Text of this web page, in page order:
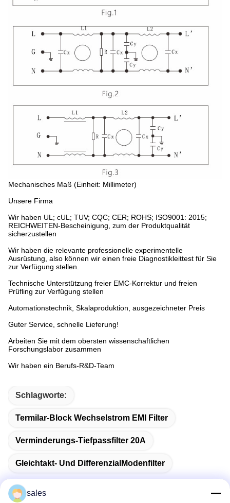
Mechanisches Maß (Einheit: Millimeter)
Unsere Firma
Wir haben UL; cUL; TUV; CQC; CER; ROHS; ISO9001: 2015;
REICHWEITEN-Bescheinigung, zum der Produktqualität
sicherzustellen
Wir haben die relevante professionelle experimentelle
Ausrüstung, also können wir einen freie Diagnostikleittest für Sie
zur Verfügung stellen.
Technische Unterstützung freier EMC-Korrektur und freien
Prüfling zur Verfügung stellen
Automationstechnik, Skalaproduktion, ausgezeichneter Preis
Guter Service, schnelle Lieferung!
Arbeiten Sie mit dem obersten wissenschaftlichen
Forschungslabor zusammen
Wir haben ein Berufs-R&D-Team
Schlagworte:
Termilar-Block Wechselstrom EMI Filter
Verminderungs-Tiefpassfilter 20A
Gleichtakt- Und DifferenzialModenfilter
sales